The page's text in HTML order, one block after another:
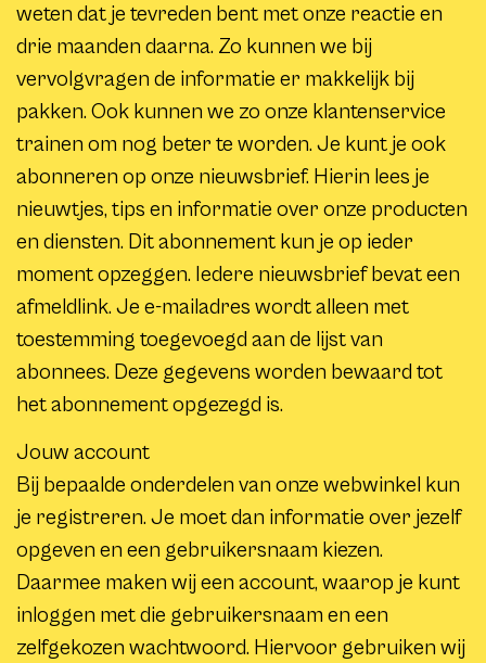
weten dat je tevreden bent met onze reactie en
drie maanden daarna. Zo kunnen we bij
vervolgvragen de informatie er makkelijk bij
pakken. Ook kunnen we zo onze klantenservice
trainen om nog beter te worden. Je kunt je ook
abonneren op onze nieuwsbrief. Hierin lees je
nieuwtjes, tips en informatie over onze producten
en diensten. Dit abonnement kun je op ieder
moment opzeggen. Iedere nieuwsbrief bevat een
afmeldlink. Je e-mailadres wordt alleen met
toestemming toegevoegd aan de lijst van
abonnees. Deze gegevens worden bewaard tot
het abonnement opgezegd is.
Jouw account
Bij bepaalde onderdelen van onze webwinkel kun
je registreren. Je moet dan informatie over jezelf
opgeven en een gebruikersnaam kiezen.
Daarmee maken wij een account, waarop je kunt
inloggen met die gebruikersnaam en een
zelfgekozen wachtwoord. Hiervoor gebruiken wij